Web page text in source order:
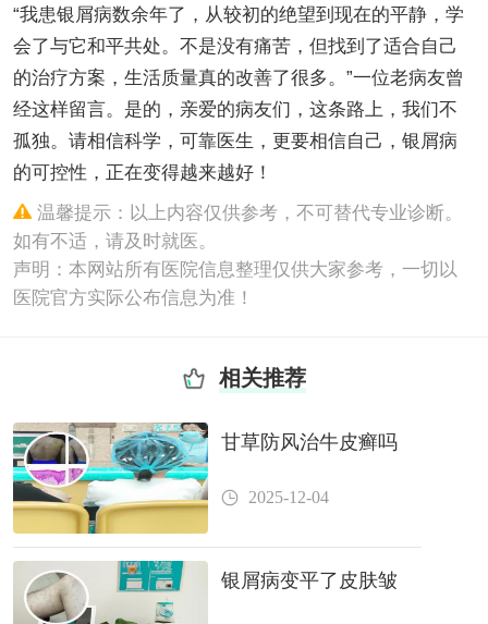
“我患银屑病数余年了，从较初的绝望到现在的平静，学
会了与它和平共处。不是没有痛苦，但找到了适合自己
的治疗方案，生活质量真的改善了很多。”一位老病友曾
经这样留言。是的，亲爱的病友们，这条路上，我们不
孤独。请相信科学，可靠医生，更要相信自己，银屑病
的可控性，正在变得越来越好！
温馨提示：以上内容仅供参考，不可替代专业诊断。
如有不适，请及时就医。
声明：本网站所有医院信息整理仅供大家参考，一切以
医院官方实际公布信息为准！
相关推荐
甘草防风治牛皮癣吗
2025-12-04
银屑病变平了皮肤皱